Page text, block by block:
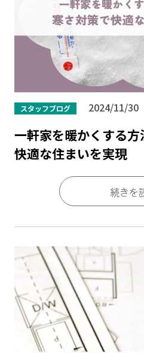
スタッフブログ 2024/11/30
一軒家を暖かくする
快適な住まいを実現
続きを